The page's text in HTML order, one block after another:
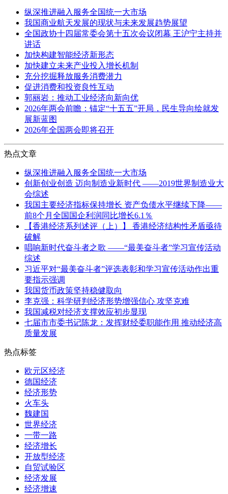
纵深推进融入服务全国统一大市场
我国商业航天发展的现状与未来发展趋势展望
全国政协十四届常委会第十五次会议闭幕 王沪宁主持并
讲话
加快构建智能经济新形态
加快建立未来产业投入增长机制
充分挖掘释放服务消费潜力
促进消费和投资良性互动
郭丽岩：推动工业经济向新向优
2026年两会前瞻：锚定“十五五”开局，民生导向绘就发
展新蓝图
2026年全国两会即将召开
热点文章
纵深推进融入服务全国统一大市场
创新创业创造 迈向制造业新时代 ——2019世界制造业大
会综述
我国主要经济指标保持增长 资产负债水平继续下降——
前8个月全国国企利润同比增长6.1％
【香港经济系列述评（上）】 香港经济结构性矛盾亟待
破解
唱响新时代奋斗者之歌 ——“最美奋斗者”学习宣传活动
综述
习近平对“最美奋斗者”评选表彰和学习宣传活动作出重
要指示强调
我国货币政策坚持稳健取向
李克强：科学研判经济形势增强信心 攻坚克难
我国减税对经济支撑效应初步显现
七届市市委书记陈龙：发挥财经委职能作用 推动经济高
质量发展
热点标签
欧元区经济
德国经济
经济形势
火车头
魏建国
世界经济
一带一路
经济增长
开放型经济
自贸试验区
经济发展
经济增速